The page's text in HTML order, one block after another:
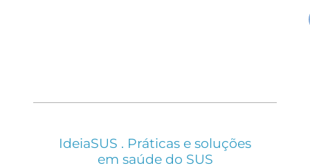
IdeiaSUS . Práticas e soluções
em saúde do SUS